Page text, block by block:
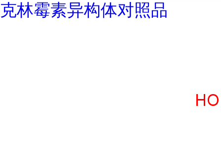
克林霉素异构体对照品